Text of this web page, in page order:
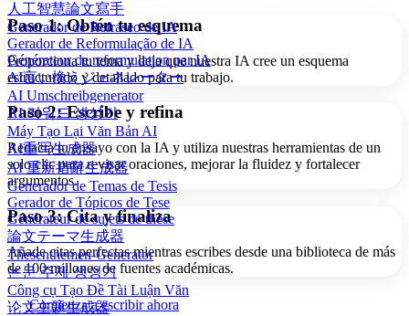
人工智慧論文寫手
Generador de Refraseo de IA
Gerador de Reformulação de IA
Générateur de reformulation par IA
AI言い換えジェネレーター
AI Umschreibgenerator
AI 리워드 생성기
Máy Tạo Lại Văn Bản AI
AI重写生成器
AI 重新措辭生成器
Generador de Temas de Tesis
Gerador de Tópicos de Tese
Générateur de sujets de thèse
論文テーマ生成器
Thesenthemen-Generator
논문 주제 생성기
Công cụ Tạo Đề Tài Luận Văn
论文主题生成器
Paso 1: Obtén tu esquema
Proporciona tu tema y deja que nuestra IA cree un esquema
estructurado y detallado para tu trabajo.
Paso 2: Escribe y refina
Redacta tu ensayo con la IA y utiliza nuestras herramientas de un
solo clic para revisar oraciones, mejorar la fluidez y fortalecer
argumentos.
Paso 3: Cita y finaliza
Añade citas perfectas mientras escribes desde una biblioteca de más
de 100 millones de fuentes académicas.
Comienza a escribir ahora